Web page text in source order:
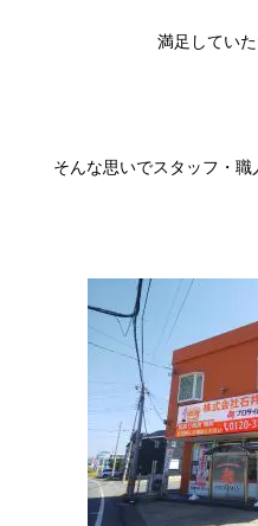
満足してい
そんな思いでスタッフ・